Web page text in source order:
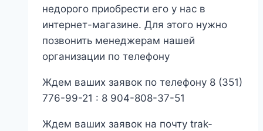
недорого приобрести его у нас в
интернет-магазине. Для этого нужно
позвонить менеджерам нашей
организации по телефону
Ждем ваших заявок по телефону 8 (351)
776-99-21 : 8 904-808-37-51
Ждем ваших заявок на почту trak-